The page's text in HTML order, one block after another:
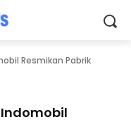
Resmikan Pabrik
Indomobil